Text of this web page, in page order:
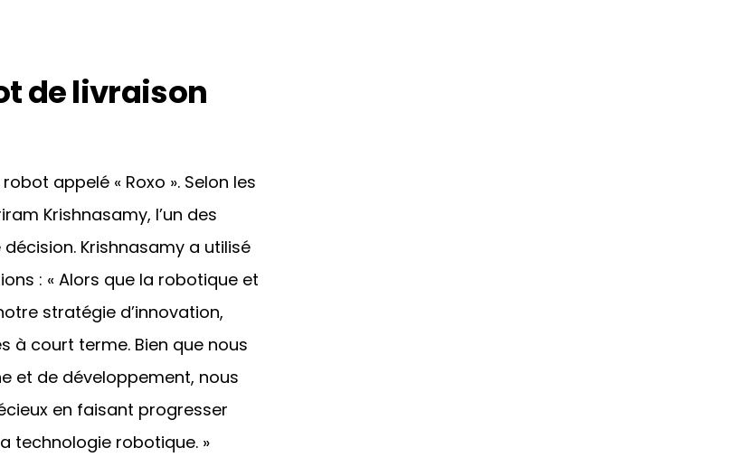
de livraison
appelé « Roxo ». Selon les
Krishnasamy, l’un des
Krishnasamy a utilisé
: « Alors que la robotique et
stratégie d’innovation,
à court terme. Bien que nous
et de développement, nous
en faisant progresser
technologie robotique. »